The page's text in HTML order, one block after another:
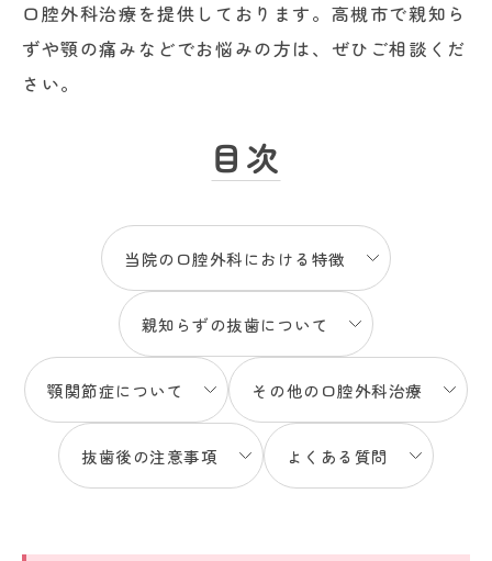
口腔外科治療を提供しております。高槻市で親知ら
ずや顎の痛みなどでお悩みの方は、ぜひご相談くだ
さい。
目次
当院の口腔外科における特徴
親知らずの抜歯について
顎関節症について その他の口腔外科治療
抜歯後の注意事項 よくある質問